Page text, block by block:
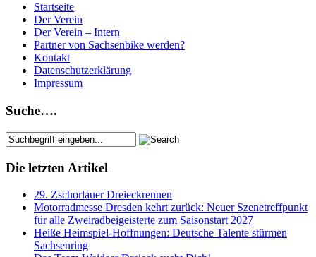
Startseite
Der Verein
Der Verein – Intern
Partner von Sachsenbike werden?
Kontakt
Datenschutzerklärung
Impressum
Suche….
Die letzten Artikel
29. Zschorlauer Dreieckrennen
Motorradmesse Dresden kehrt zurück: Neuer Szenetreffpunkt
für alle Zweiradbeigeisterte zum Saisonstart 2027
Heiße Heimspiel-Hoffnungen: Deutsche Talente stürmen
Sachsenring